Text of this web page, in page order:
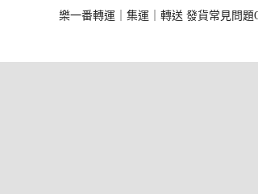
樂一番轉運｜集運｜轉送 發貨常見問題